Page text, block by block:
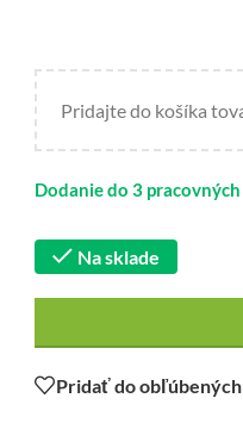
Pridajte do košíka
Dodanie do 3
Na sklade
Pridať do obľúbených